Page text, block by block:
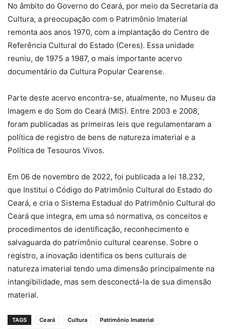
No âmbito do Governo do Ceará, por meio da Secretaria da
Cultura, a preocupação com o Patrimônio Imaterial
remonta aos anos 1970, com a implantação do Centro de
Referência Cultural do Estado (Ceres). Essa unidade
reuniu, de 1975 a 1987, o mais importante acervo
documentário da Cultura Popular Cearense.
Parte deste acervo encontra-se, atualmente, no Museu da
Imagem e do Som do Ceará (MIS). Entre 2003 e 2008,
foram publicadas as primeiras leis que regulamentaram a
política de registro de bens de natureza imaterial e a
Política de Tesouros Vivos.
Em 06 de novembro de 2022, foi publicada a lei 18.232,
que Institui o Código do Patrimônio Cultural do Estado do
Ceará, e cria o Sistema Estadual do Patrimônio Cultural do
Ceará que integra, em uma só normativa, os conceitos e
procedimentos de identificação, reconhecimento e
salvaguarda do patrimônio cultural cearense. Sobre o
registro, a inovação identifica os bens culturais de
natureza imaterial tendo uma dimensão principalmente na
intangibilidade, mas sem desconectá-la de sua dimensão
material.
TAGS Ceará Cultura
Patrimônio Imaterial